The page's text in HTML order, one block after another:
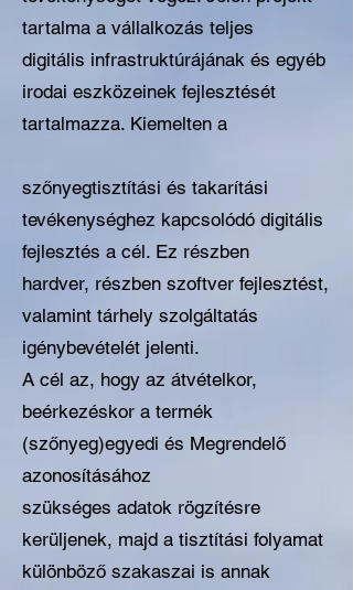
tartalma a vállalkozás teljes
digitális infrastruktúrájának és egyéb
irodai eszközeinek fejlesztését
tartalmazza. Kiemelten a
szőnyegtisztítási és takarítási
tevékenységhez kapcsolódó digitális
fejlesztés a cél. Ez részben
hardver, részben szoftver fejlesztést,
valamint tárhely szolgáltatás
igénybevételét jelenti.
A cél az, hogy az átvételkor,
beérkezéskor a termék
(szőnyeg)egyedi és Megrendelő
azonosításához
szükséges adatok rögzítésre
kerüljenek, majd a tisztítási folyamat
különböző szakaszai is annak